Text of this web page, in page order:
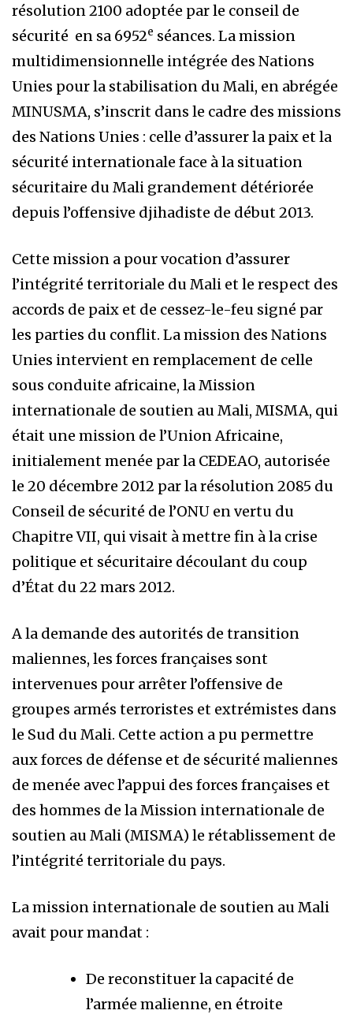
résolution 2100 adoptée par le conseil de
sécurité en sa 6952e séances. La mission
multidimensionnelle intégrée des Nations
Unies pour la stabilisation du Mali, en abrégée
MINUSMA, s’inscrit dans le cadre des missions
des Nations Unies : celle d’assurer la paix et la
sécurité internationale face à la situation
sécuritaire du Mali grandement détériorée
depuis l’offensive djihadiste de début 2013.
Cette mission a pour vocation d’assurer
l’intégrité territoriale du Mali et le respect des
accords de paix et de cessez-le-feu signé par
les parties du conflit. La mission des Nations
Unies intervient en remplacement de celle
sous conduite africaine, la Mission
internationale de soutien au Mali, MISMA, qui
était une mission de l’Union Africaine,
initialement menée par la CEDEAO, autorisée
le 20 décembre 2012 par la résolution 2085 du
Conseil de sécurité de l’ONU en vertu du
Chapitre VII, qui visait à mettre fin à la crise
politique et sécuritaire découlant du coup
d’État du 22 mars 2012.
A la demande des autorités de transition
maliennes, les forces françaises sont
intervenues pour arrêter l’offensive de
groupes armés terroristes et extrémistes dans
le Sud du Mali. Cette action a pu permettre
aux forces de défense et de sécurité maliennes
de menée avec l’appui des forces françaises et
des hommes de la Mission internationale de
soutien au Mali (MISMA) le rétablissement de
l’intégrité territoriale du pays.
La mission internationale de soutien au Mali
avait pour mandat :
De reconstituer la capacité de
l’armée malienne, en étroite